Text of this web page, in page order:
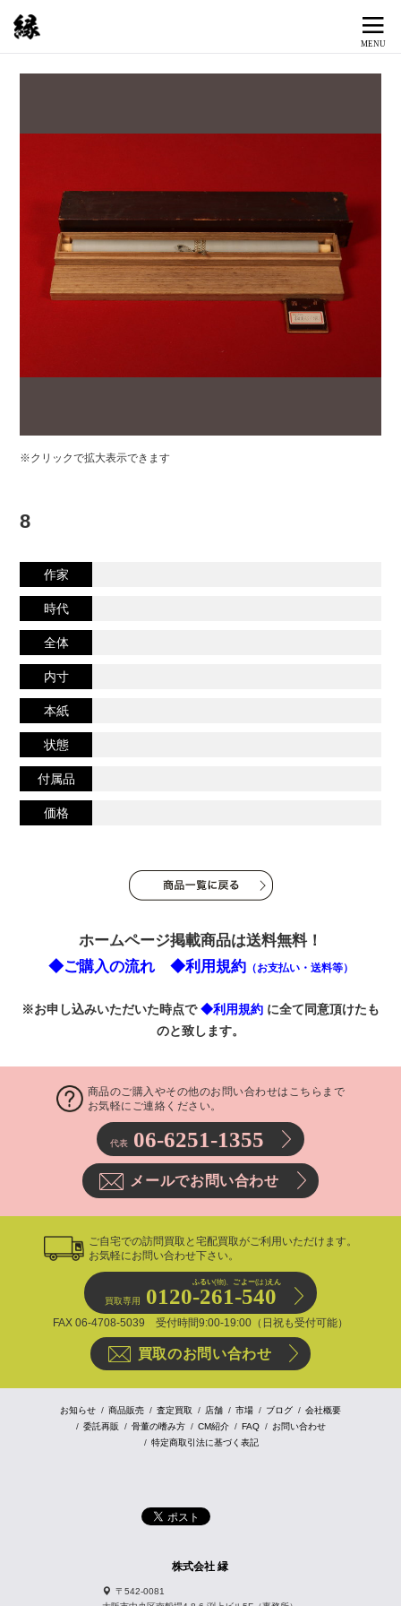
※クリックで拡大表示できます
8
作家
時代
全体
内寸
本紙
状態
付属品
価格
ホームページ掲載商品は送料無料！
◆ご購入の流れ
◆利用規約 （お支払い・送料等）
※お申し込みいただいた時点で◆利用規約 に全て同意頂けたも
のと致します。
商品のご購入やその他のお問い合わせはこちらまで
お気軽にご連絡ください。
代表 06-6251-1355
メールでお問い合わせ
ご自宅での訪問買取と宅配買取がご利用いただけます。
お気軽にお問い合わせ下さい。
ふるい(物)、 ごよー(は)えん
買取専用 0120-261-540
FAX 06-4708-5039 受付時間9:00-19:00（日祝も受付可能）
買取のお問い合わせ
お知らせ 商品販売 査定買取 店舗 市場 ブログ
会社概要
委託再販
骨董の嗜み方 CM紹介 FAQ
お問い合わせ
特定商取引法に基づく表記
株式会社 縁
〒542-0081